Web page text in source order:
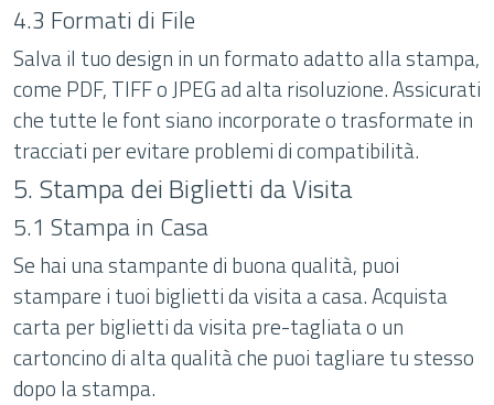
4.3 Formati di File
Salva il tuo design in un formato adatto alla stampa,
come PDF, TIFF o JPEG ad alta risoluzione. Assicurati
che tutte le font siano incorporate o trasformate in
tracciati per evitare problemi di compatibilità.
5. Stampa dei Biglietti da Visita
5.1 Stampa in Casa
Se hai una stampante di buona qualità, puoi
stampare i tuoi biglietti da visita a casa. Acquista
carta per biglietti da visita pre-tagliata o un
cartoncino di alta qualità che puoi tagliare tu stesso
dopo la stampa.